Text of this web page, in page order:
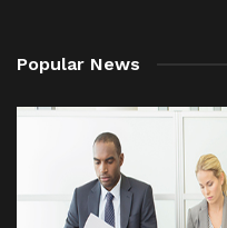
Popular News